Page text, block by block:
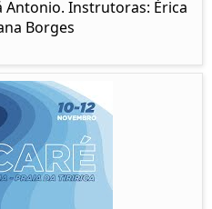
Antonio. Instrutoras: Érica
Borges